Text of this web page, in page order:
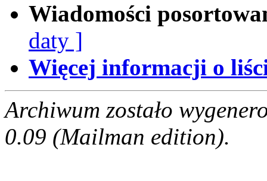
Wiadomości
daty ]
Więcej informacji o
Archiwum zostało
0.09 (Mailman edition).